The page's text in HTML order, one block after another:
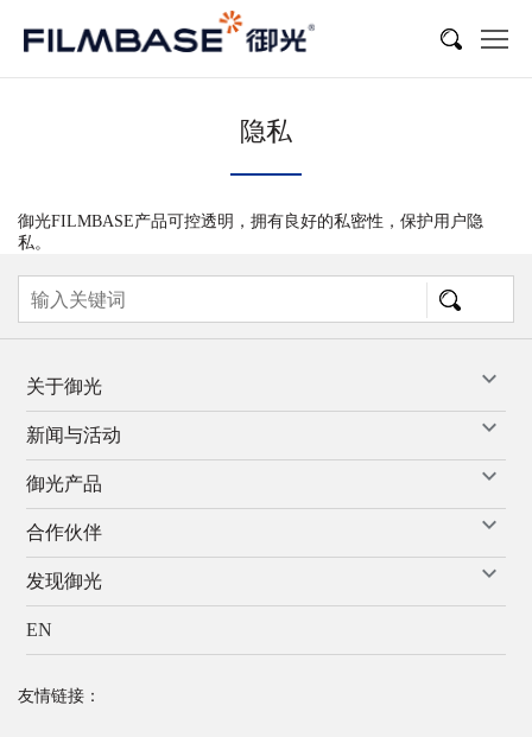
隐私
御光FILMBASE产品可控透明，拥有良好的私密性，保护用户隐
私。
关于御光
新闻与活动
御光产品
合作伙伴
发现御光
EN
友情链接：